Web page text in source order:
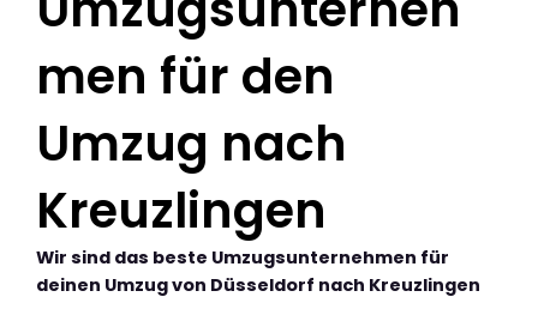
men für den
Umzug nach
Kreuzlingen
Wir sind das beste Umzugsunternehmen für
deinen Umzug von Düsseldorf nach Kreuzlingen